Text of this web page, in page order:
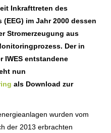
Inkrafttreten des
im Jahr 2000 dessen
Stromerzeugung aus
Der in
IWES entstandene
nun
als Download zur
wurden vom
der 2013 erbrachten